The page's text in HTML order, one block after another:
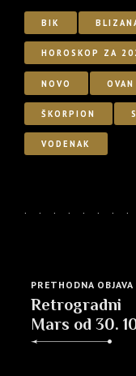
BIK
HOROSKOP ZA
NOVO OVAN
ŠKORPION
VODENAK
PRETHODNA OBJAVA
Retrogradni
Mars od 30.
2022. do 12. 1.